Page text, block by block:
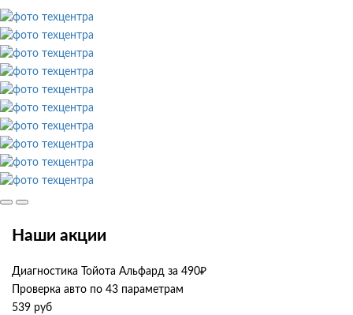
Наши акции
Диагностика Тойота Альфард за 490₽
Проверка авто по 43 параметрам
539 руб